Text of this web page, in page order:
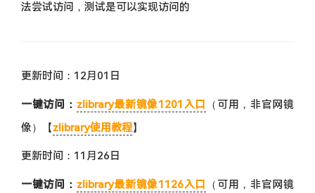
法尝试访问，测试是可以实现访问的
更新时间：12月01日
一键访问： zlibrary最新镜像1201入口
（可用，非官网镜
像）【zlibrary使用教程】
更新时间：11月26日
一键访问： zlibrary最新镜像1126入口
（可用，非官网镜